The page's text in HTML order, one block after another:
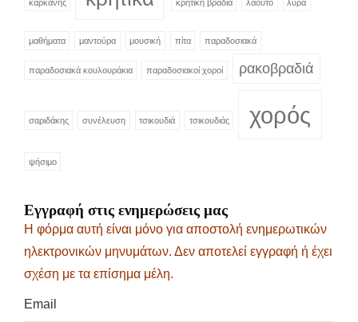
καρκάνης κρητική βραδιά λαούτο λύρα
μαθήματα μαντούρα μουσική πίτα παραδοσιακά
παραδοσιακά κουλουράκια παραδοσιακοί χοροί ρακοβραδιά
σαριδάκης συνέλευση τσικουδιά τσικουδιάς χορός
ψήσιμο
Εγγραφή στις ενημερώσεις μας
Η φόρμα αυτή είναι μόνο για αποστολή ενημερωτικών
ηλεκτρονικών μηνυμάτων. Δεν αποτελεί εγγραφή ή έχει
σχέση με τα επίσημα μέλη.
Email